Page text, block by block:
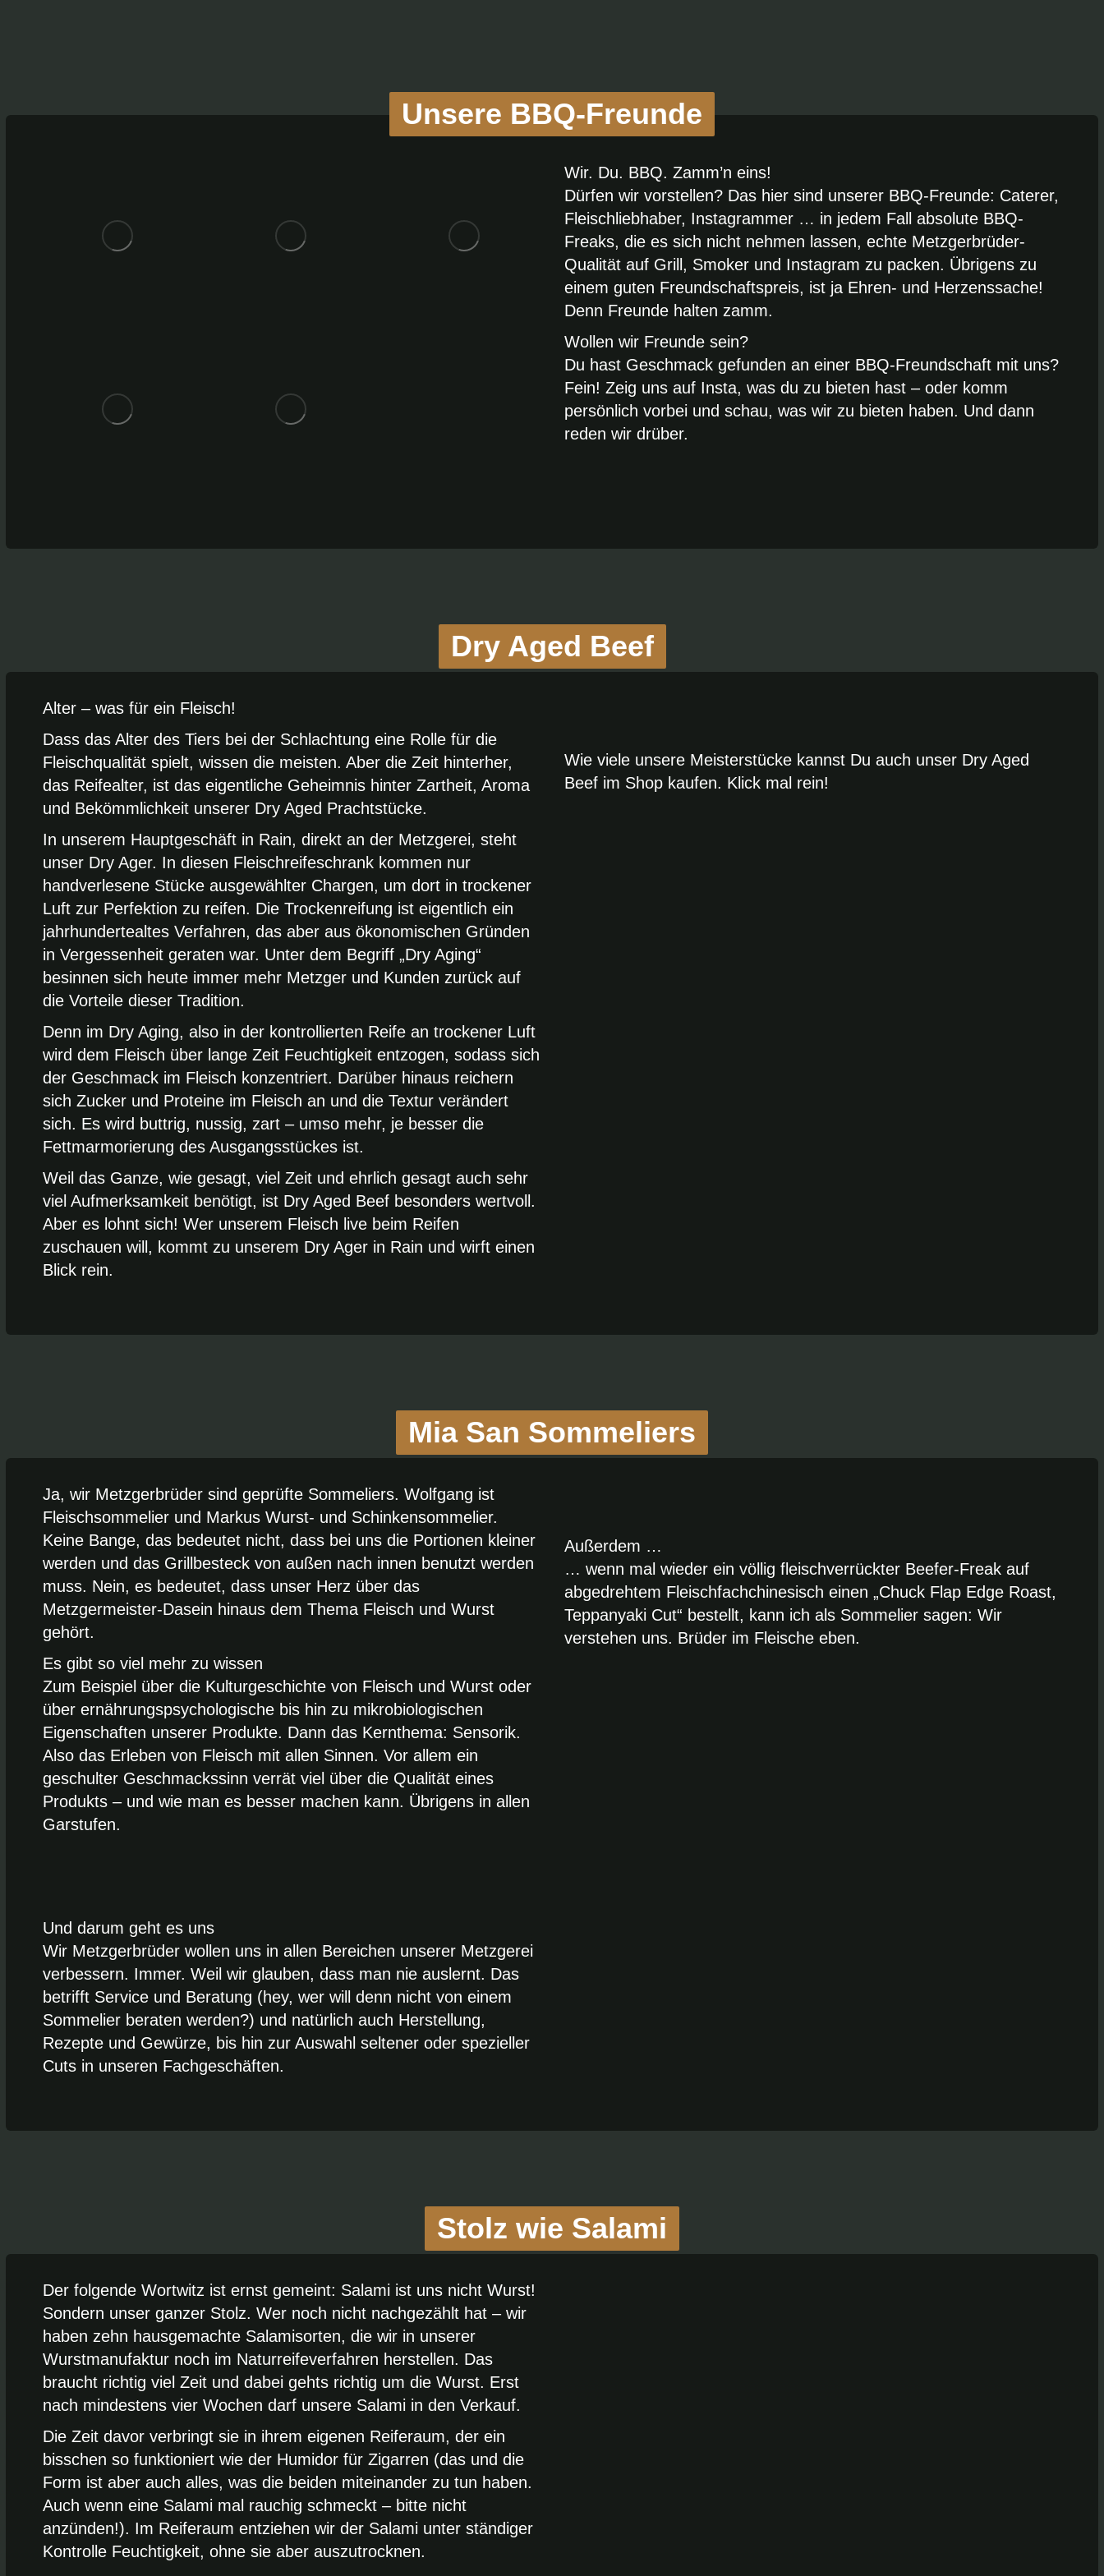
Unsere BBQ-Freunde
Wir. Du. BBQ. Zamm’n eins!
Dürfen wir vorstellen? Das hier sind unserer BBQ-Freunde: Caterer,
Fleischliebhaber, Instagrammer … in jedem Fall absolute BBQ-
Freaks, die es sich nicht nehmen lassen, echte Metzgerbrüder-
Qualität auf Grill, Smoker und Instagram zu packen. Übrigens zu
einem guten Freundschaftspreis, ist ja Ehren- und Herzenssache!
Denn Freunde halten zamm.
Wollen wir Freunde sein?
Du hast Geschmack gefunden an einer BBQ-Freundschaft mit uns?
Fein! Zeig uns auf Insta, was du zu bieten hast – oder komm
persönlich vorbei und schau, was wir zu bieten haben. Und dann
reden wir drüber.
Dry Aged Beef
Alter – was für ein Fleisch!
Dass das Alter des Tiers bei der Schlachtung eine Rolle für die
Fleischqualität spielt, wissen die meisten. Aber die Zeit hinterher,
das Reifealter, ist das eigentliche Geheimnis hinter Zartheit, Aroma
und Bekömmlichkeit unserer Dry Aged Prachtstücke.
In unserem Hauptgeschäft in Rain, direkt an der Metzgerei, steht
unser Dry Ager. In diesen Fleischreifeschrank kommen nur
handverlesene Stücke ausgewählter Chargen, um dort in trockener
Luft zur Perfektion zu reifen. Die Trockenreifung ist eigentlich ein
jahrhundertealtes Verfahren, das aber aus ökonomischen Gründen
in Vergessenheit geraten war. Unter dem Begriff „Dry Aging“
besinnen sich heute immer mehr Metzger und Kunden zurück auf
die Vorteile dieser Tradition.
Denn im Dry Aging, also in der kontrollierten Reife an trockener Luft
wird dem Fleisch über lange Zeit Feuchtigkeit entzogen, sodass sich
der Geschmack im Fleisch konzentriert. Darüber hinaus reichern
sich Zucker und Proteine im Fleisch an und die Textur verändert
sich. Es wird buttrig, nussig, zart – umso mehr, je besser die
Fettmarmorierung des Ausgangsstückes ist.
Weil das Ganze, wie gesagt, viel Zeit und ehrlich gesagt auch sehr
viel Aufmerksamkeit benötigt, ist Dry Aged Beef besonders wertvoll.
Aber es lohnt sich! Wer unserem Fleisch live beim Reifen
zuschauen will, kommt zu unserem Dry Ager in Rain und wirft einen
Blick rein.
Wie viele unsere Meisterstücke kannst Du auch unser Dry Aged
Beef im Shop kaufen. Klick mal rein!
Mia San Sommeliers
Ja, wir Metzgerbrüder sind geprüfte Sommeliers. Wolfgang ist
Fleischsommelier und Markus Wurst- und Schinkensommelier.
Keine Bange, das bedeutet nicht, dass bei uns die Portionen kleiner
werden und das Grillbesteck von außen nach innen benutzt werden
muss. Nein, es bedeutet, dass unser Herz über das
Metzgermeister-Dasein hinaus dem Thema Fleisch und Wurst
gehört.
Es gibt so viel mehr zu wissen
Zum Beispiel über die Kulturgeschichte von Fleisch und Wurst oder
über ernährungspsychologische bis hin zu mikrobiologischen
Eigenschaften unserer Produkte. Dann das Kernthema: Sensorik.
Also das Erleben von Fleisch mit allen Sinnen. Vor allem ein
geschulter Geschmackssinn verrät viel über die Qualität eines
Produkts – und wie man es besser machen kann. Übrigens in allen
Garstufen.
Und darum geht es uns
Wir Metzgerbrüder wollen uns in allen Bereichen unserer Metzgerei
verbessern. Immer. Weil wir glauben, dass man nie auslernt. Das
betrifft Service und Beratung (hey, wer will denn nicht von einem
Sommelier beraten werden?) und natürlich auch Herstellung,
Rezepte und Gewürze, bis hin zur Auswahl seltener oder spezieller
Cuts in unseren Fachgeschäften.
Außerdem …
… wenn mal wieder ein völlig fleischverrückter Beefer-Freak auf
abgedrehtem Fleischfachchinesisch einen „Chuck Flap Edge Roast,
Teppanyaki Cut“ bestellt, kann ich als Sommelier sagen: Wir
verstehen uns. Brüder im Fleische eben.
Stolz wie Salami
Der folgende Wortwitz ist ernst gemeint: Salami ist uns nicht Wurst!
Sondern unser ganzer Stolz. Wer noch nicht nachgezählt hat – wir
haben zehn hausgemachte Salamisorten, die wir in unserer
Wurstmanufaktur noch im Naturreifeverfahren herstellen. Das
braucht richtig viel Zeit und dabei gehts richtig um die Wurst. Erst
nach mindestens vier Wochen darf unsere Salami in den Verkauf.
Die Zeit davor verbringt sie in ihrem eigenen Reiferaum, der ein
bisschen so funktioniert wie der Humidor für Zigarren (das und die
Form ist aber auch alles, was die beiden miteinander zu tun haben.
Auch wenn eine Salami mal rauchig schmeckt – bitte nicht
anzünden!). Im Reiferaum entziehen wir der Salami unter ständiger
Kontrolle Feuchtigkeit, ohne sie aber auszutrocknen.